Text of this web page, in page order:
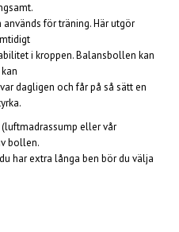
används för träning. Här utgör
i kroppen. Balansbollen kan
dagligen och får på så sätt en
eller vår
bollen.
har extra långa ben bör du välja